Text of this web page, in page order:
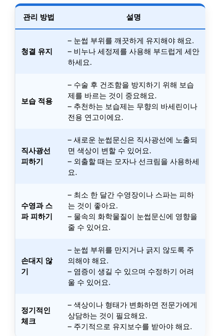
관리 방법 설명
청결 유지
– 눈썹 부위를 깨끗하게 유지해야 해요.
– 비누나 세정제를 사용해 부드럽게 세안
하세요.
보습 적용
– 수술 후 건조함을 방지하기 위해 보습
제를 바르는 것이 중요해요.
– 추천하는 보습제는 무향의 바세린이나
전용 연고이에요.
직사광선
피하기
– 새로운 눈썹문신은 직사광선에 노출되
면 색상이 변할 수 있어요.
– 외출할 때는 모자나 선크림을 사용하세
요.
수영과 스
파 피하기
– 최소 한 달간 수영장이나 스파는 피하
는 것이 좋아요.
– 물속의 화학물질이 눈썹문신에 영향을
줄 수 있어요.
손대지 않
기
– 눈썹 부위를 만지거나 긁지 않도록 주
의해야 해요.
– 염증이 생길 수 있으며 수정하기 어려
울 수 있어요.
정기적인
체크
– 색상이나 형태가 변화하면 전문가에게
상담하는 것이 필요해요.
– 주기적으로 유지보수를 받아야 해요.